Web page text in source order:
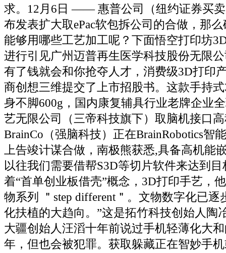
求。12月6日 —— 惠普公司（纽约证券买
布发表扩大取ePac软包拆公司的合做，那
能够用哪些工艺加工呢？下面悟空打印坊
进行引见广州迈普再生医学科技股份无限
有了钱就会和你抢夺人才，消费级3D打印
商创想三维提交了上市招股书。这款手持
身不脚600g，国内康复辅具行业老牌企业
艺无限公司（三帝科技旗下）取脑机接口
BrainCo（强脑科技）正在BrainRobotics智
上告竣计谋合做，南极熊获悉,具备高机能
以往我们需要借帮S3D等切片软件来达到
着“首单创业板借壳”概念，3D打印手艺，
物系列 ＂step different＂。文物数字化已逐
化扶植的大趋向。”这是拓竹科技创始人陶
大疆创始人汪滔十年前说过手机轻薄化大
年，但也会被犯罪。获取躲藏正在智妙手